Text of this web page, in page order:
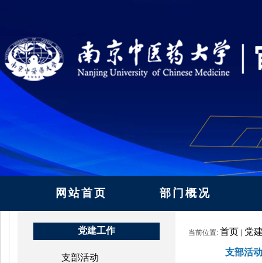
网站首页 部门概况
党建工作
支部活动
当前位置: 首页 党
支部活动